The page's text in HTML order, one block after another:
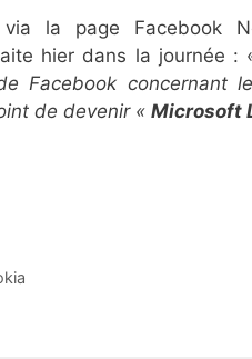
la page Facebook
hier dans la journée :
Facebook concernant
de devenir «Microsoft